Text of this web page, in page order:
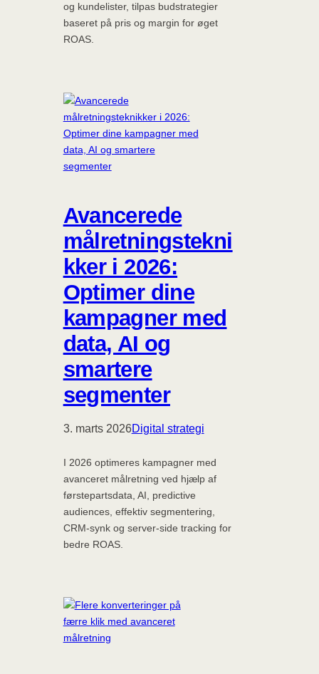
og kundelister, tilpas budstrategier
baseret på pris og margin for øget
ROAS.
Avancerede
målretningstekni
kker i 2026:
Optimer dine
kampagner med
data, AI og
smartere
segmenter
3. marts 2026Digital strategi
I 2026 optimeres kampagner med
avanceret målretning ved hjælp af
førstepartsdata, AI, predictive
audiences, effektiv segmentering,
CRM-synk og server-side tracking for
bedre ROAS.